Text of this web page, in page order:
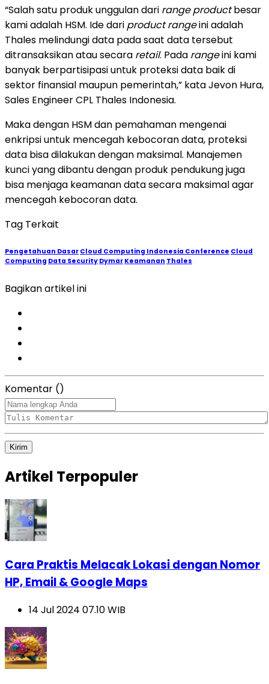
“Salah satu produk unggulan dari range productbesar
kami adalah HSM. Ide dari product rangeini adalah
Thales melindungi data pada saat data tersebut
ditransaksikan atau secara retail. Pada rangeini kami
banyak berpartisipasi untuk proteksi data baik di
sektor finansial maupun pemerintah,” kata Jevon Hura,
Sales Engineer CPL Thales Indonesia.
Maka dengan HSM dan pemahaman mengenai
enkripsi untuk mencegah kebocoran data, proteksi
data bisa dilakukan dengan maksimal. Manajemen
kunci yang dibantu dengan produk pendukung juga
bisa menjaga keamanan data secara maksimal agar
mencegah kebocoran data.
Tag Terkait
Pengetahuan Dasar Cloud Computing Indonesia Conference Cloud
Computing Data Security Dymar Keamanan Thales
Bagikan artikel ini
Komentar ()
Kirim
Artikel Terpopuler
Cara Praktis Melacak Lokasi dengan Nomor
HP, Email & Google Maps
14 Jul 2024 07.10 WIB